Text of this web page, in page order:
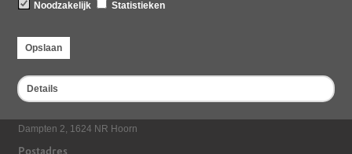
Noodzakelijk
Statistieken
Opslaan
Details
Dampten 2, 1624 NR Hoorn
Postadres